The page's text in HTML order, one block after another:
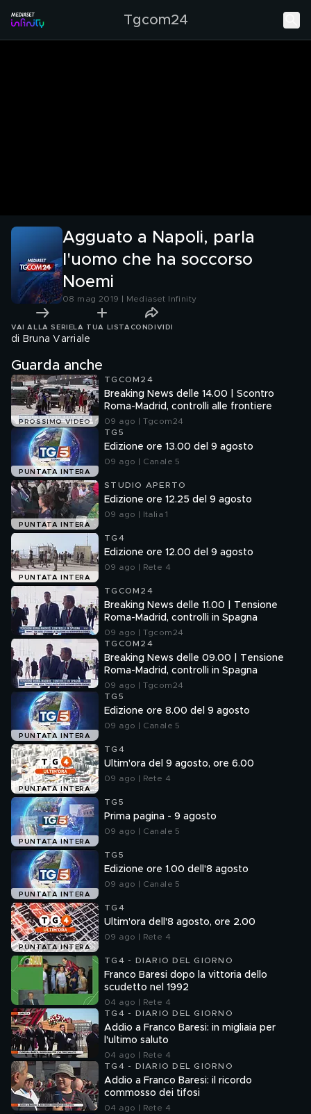
Tgcom24
Agguato a Napoli, parla
l'uomo che ha soccorso
Noemi
08 mag 2019 | Mediaset Infinity
VAI ALLA SERIE LA TUA LISTA CONDIVIDI
di Bruna Varriale
Guarda anche
PROSSIMO VIDEO
TGCOM24
Breaking News delle 14.00 | Scontro
Roma-Madrid, controlli alle frontiere
09 ago | Tgcom24
PUNTATA INTERA
TG5
Edizione ore 13.00 del 9 agosto
09 ago | Canale 5
PUNTATA INTERA
STUDIO APERTO
Edizione ore 12.25 del 9 agosto
09 ago | Italia 1
PUNTATA INTERA
TG4
Edizione ore 12.00 del 9 agosto
09 ago | Rete 4
TGCOM24
Breaking News delle 11.00 | Tensione
Roma-Madrid, controlli in Spagna
09 ago | Tgcom24
TGCOM24
Breaking News delle 09.00 | Tensione
Roma-Madrid, controlli in Spagna
09 ago | Tgcom24
PUNTATA INTERA
TG5
Edizione ore 8.00 del 9 agosto
09 ago | Canale 5
PUNTATA INTERA
TG4
Ultim'ora del 9 agosto, ore 6.00
09 ago | Rete 4
PUNTATA INTERA
TG5
Prima pagina - 9 agosto
09 ago | Canale 5
PUNTATA INTERA
TG5
Edizione ore 1.00 dell'8 agosto
09 ago | Canale 5
PUNTATA INTERA
TG4
Ultim'ora dell'8 agosto, ore 2.00
09 ago | Rete 4
TG4 - DIARIO DEL GIORNO
Franco Baresi dopo la vittoria dello
scudetto nel 1992
04 ago | Rete 4
TG4 - DIARIO DEL GIORNO
Addio a Franco Baresi: in migliaia per
l'ultimo saluto
04 ago | Rete 4
TG4 - DIARIO DEL GIORNO
Addio a Franco Baresi: il ricordo
commosso dei tifosi
04 ago | Rete 4